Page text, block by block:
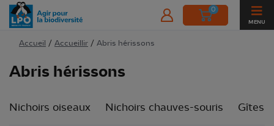
0
MENU
Accueil / Accueillir / Abris hérissons
Abris hérissons
Nichoirs oiseaux Nichoirs chauves-souris Gîtes